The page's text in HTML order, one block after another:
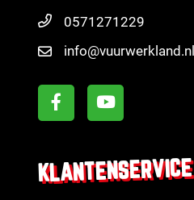
0571271229
info@vuurwerkland.nl
KLANTENSERVICE